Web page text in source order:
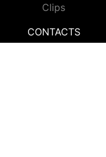
Clips
CONTACTS
Contacter Generations